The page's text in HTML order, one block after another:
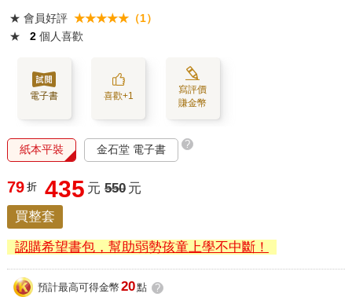
★ 會員好評 ★★★★★（1）
★
2 個人喜歡
電子書 喜歡+1
寫評價
賺金幣
紙本平裝 金石堂 電子書 ?
79 折 435 元 550 元
買整套
認購希望書包，幫助弱勢孩童上學不中斷！
預計最高可得金幣 20點 ?